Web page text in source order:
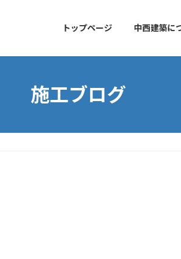
トップページ 中西建築に
施工ブログ